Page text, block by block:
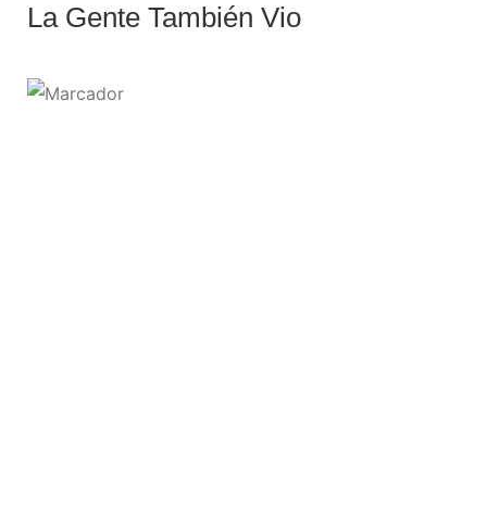
La Gente También Vio